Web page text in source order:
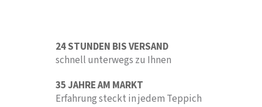
24 STUNDEN BIS VERSAND
schnell unterwegs zu Ihnen
35 JAHRE AM MARKT
Erfahrung steckt in jedem Teppich